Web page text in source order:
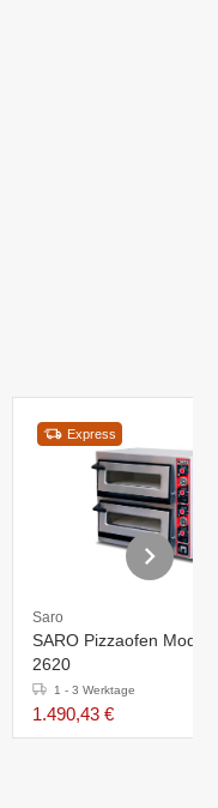
Express
Saro
SARO Pizzaofen Modell
2620
1 - 3 Werktage
1.490,43 €